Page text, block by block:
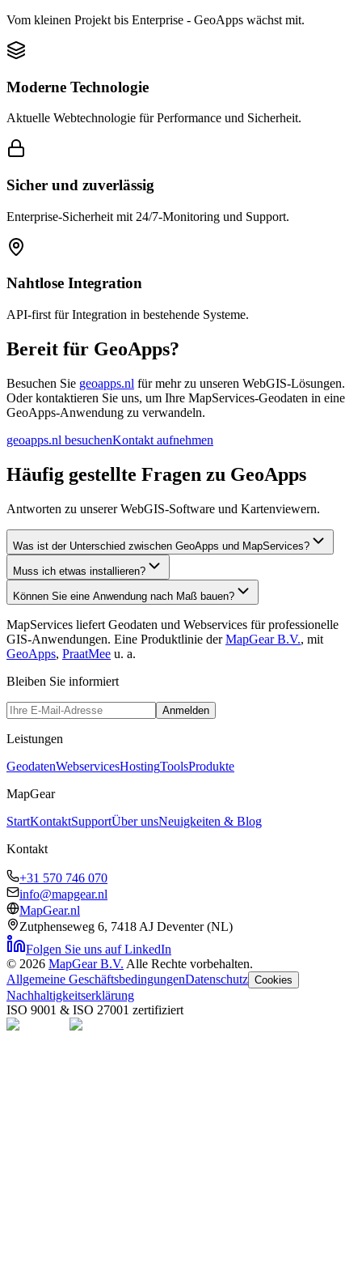
Vom kleinen Projekt bis Enterprise - GeoApps wächst mit.
Moderne Technologie
Aktuelle Webtechnologie für Performance und Sicherheit.
Sicher und zuverlässig
Enterprise-Sicherheit mit 24/7-Monitoring und Support.
Nahtlose Integration
API-first für Integration in bestehende Systeme.
Bereit für GeoApps?
Besuchen Sie geoapps.nl für mehr zu unseren WebGIS-Lösungen.
Oder kontaktieren Sie uns, um Ihre MapServices-Geodaten in eine
GeoApps-Anwendung zu verwandeln.
geoapps.nl besuchenKontakt aufnehmen
Häufig gestellte Fragen zu GeoApps
Antworten zu unserer WebGIS-Software und Kartenviewern.
Was ist der Unterschied zwischen GeoApps und MapServices?
Muss ich etwas installieren?
Können Sie eine Anwendung nach Maß bauen?
MapServices liefert Geodaten und Webservices für professionelle
GIS-Anwendungen. Eine Produktlinie derMapGear B.V., mit
GeoApps, PraatMee u. a.
Bleiben Sie informiert
Anmelden
Leistungen
GeodatenWebservicesHostingToolsProdukte
MapGear
StartKontaktSupportÜber unsNeuigkeiten & Blog
Kontakt
+31 570 746 070
info@mapgear.nl
MapGear.nl
Zutphenseweg 6, 7418 AJ Deventer (NL)
Folgen Sie uns auf LinkedIn
© 2026 MapGear B.V. Alle Rechte vorbehalten.
Allgemeine GeschäftsbedingungenDatenschutz Cookies
Nachhaltigkeitserklärung
ISO 9001 & ISO 27001 zertifiziert